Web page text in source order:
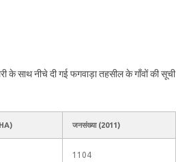
साथ नीचे दी गई फगवाड़ा तहसील के गाँवों की सूची
जनसंख्या (2011)
1104